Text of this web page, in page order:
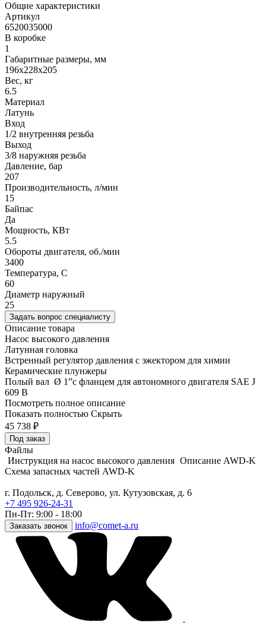
Общие характеристики
Артикул
6520035000
В коробке
1
Габаритные размеры, мм
196x228x205
Вес, кг
6.5
Материал
Латунь
Вход
1/2 внутренняя резьба
Выход
3/8 наружняя резьба
Давление, бар
207
Производительность, л/мин
15
Байпас
Да
Мощность, КВт
5.5
Обороты двигателя, об./мин
3400
Температура, C
60
Диаметр наружный
25
Задать вопрос специалисту
Описание товара
Насос высокого давления
Латунная головка
Встренный регулятор давления с эжектором для химии
Керамические плунжеры
Полый вал Ø 1”с фланцем для автономного двигателя SAE J
609 B
Посмотреть полное описание
Показать полностью Скрыть
45 738 ₽
Под заказ
Файлы
Инструкция на насос высокого давления Описание AWD-K
Схема запасных частей AWD-K
г. Подольск, д. Северово, ул. Кутузовская, д. 6
+7 495 926-24-31
Пн-Пт: 9:00 - 18:00
Заказать звонок info@comet-a.ru